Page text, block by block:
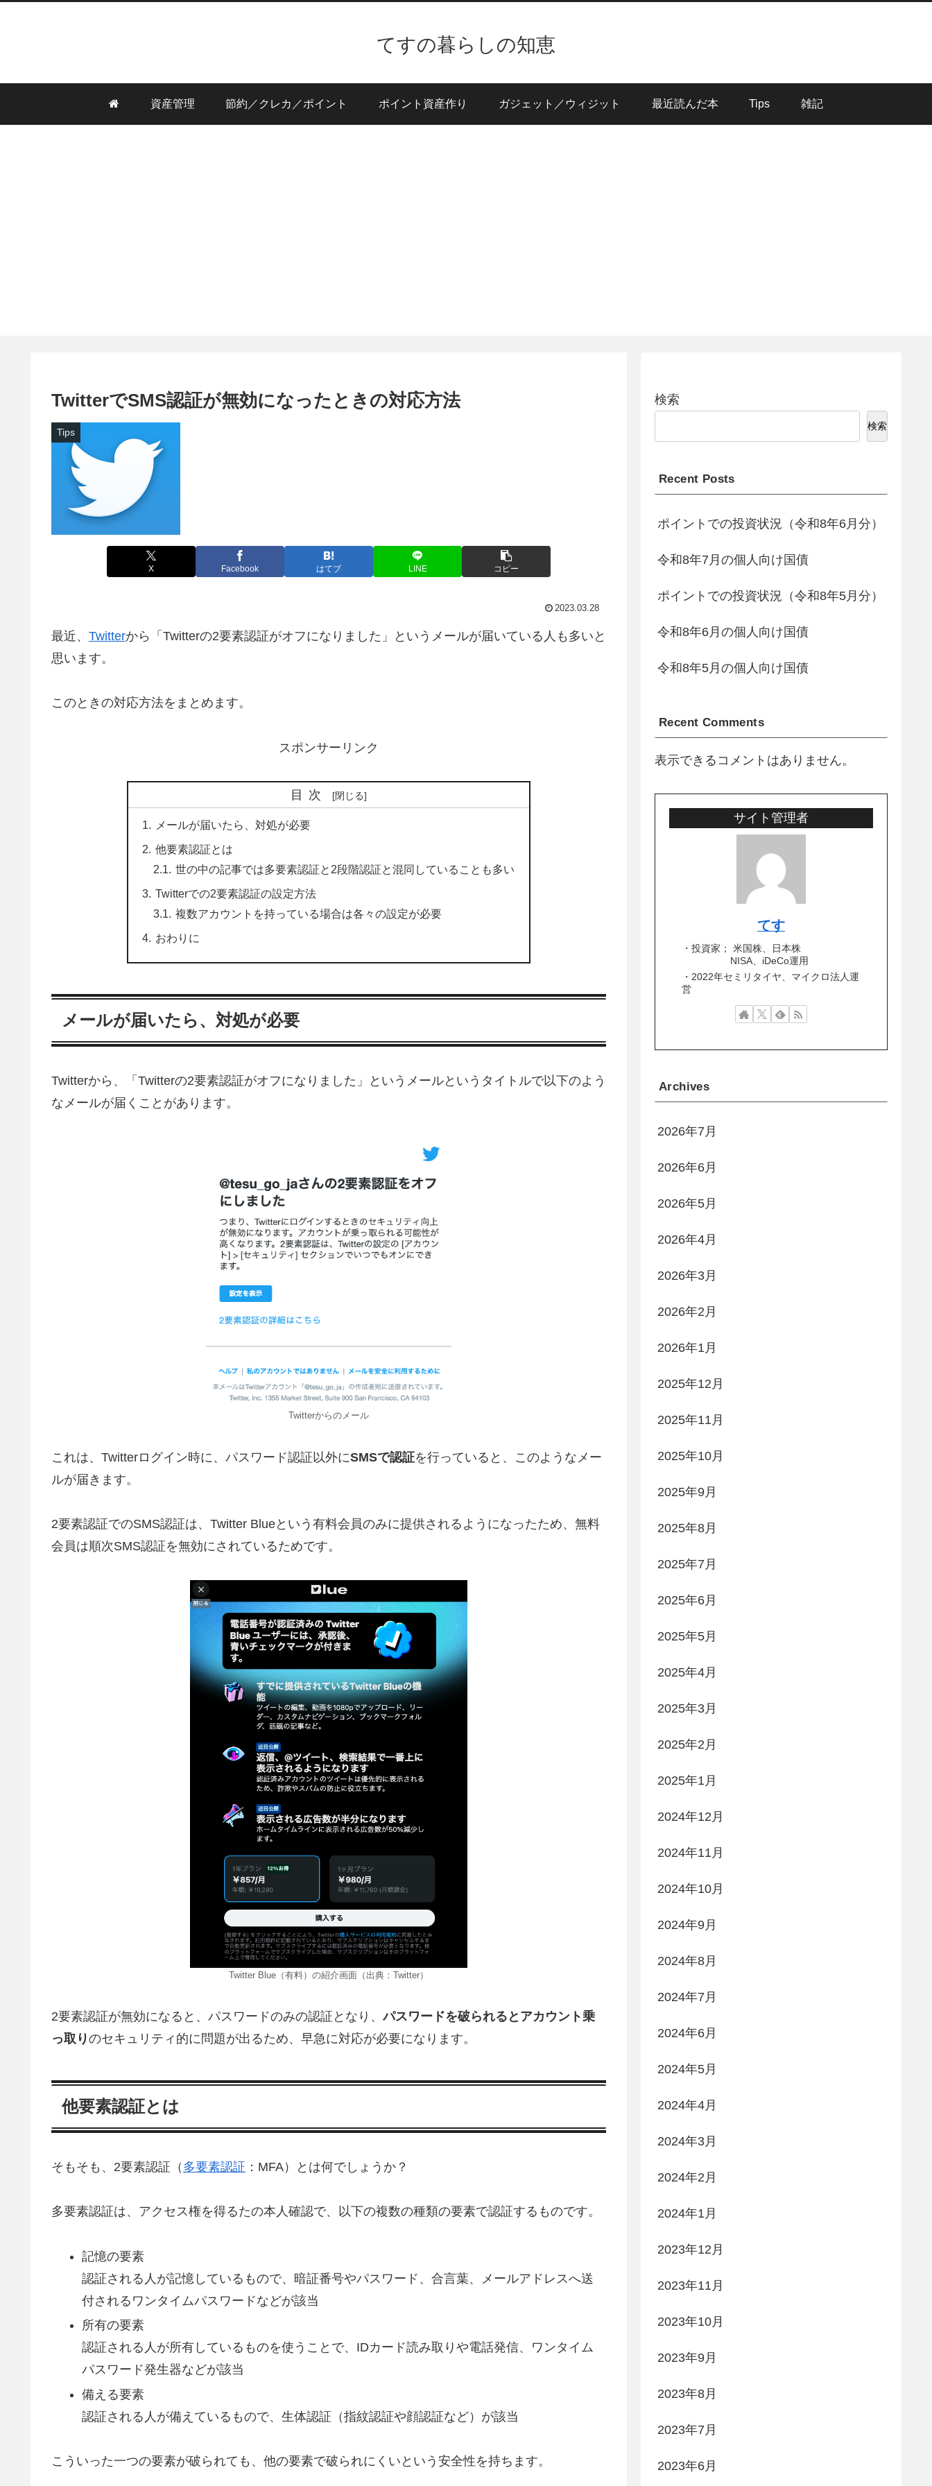
てすの暮らしの知恵
資産管理 節約／クレカ／ポイント ポイント資産作り ガジェット／ウィジット 最近読んだ本 Tips 雑記
TwitterでSMS認証が無効になったときの対応方法
Tips
X Facebook はてブ LINE コピー
2023.03.28
最近、 Twitterから「Twitterの2要素認証がオフになりました」というメールが届いている人も多いと
思います。
このときの対応方法をまとめます。
スポンサーリンク
目次
メールが届いたら、対処が必要
他要素認証とは
世の中の記事では多要素認証と2段階認証と混同していることも多い
Twitterでの2要素認証の設定方法
複数アカウントを持っている場合は各々の設定が必要
おわりに
メールが届いたら、対処が必要
Twitterから、「Twitterの2要素認証がオフになりました」というメールというタイトルで以下のよう
なメールが届くことがあります。
Twitterからのメール
これは、Twitterログイン時に、パスワード認証以外にSMSで認証を行っていると、このようなメー
ルが届きます。
2要素認証でのSMS認証は、Twitter Blueという有料会員のみに提供されるようになったため、無料
会員は順次SMS認証を無効にされているためです。
Twitter Blue（有料）の紹介画面（出典：Twitter）
2要素認証が無効になると、パスワードのみの認証となり、パスワードを破られるとアカウント乗
っ取りのセキュリティ的に問題が出るため、早急に対応が必要になります。
他要素認証とは
そもそも、2要素認証（ 多要素認証 ：MFA）とは何でしょうか？
多要素認証は、アクセス権を得るたの本人確認で、以下の複数の種類の要素で認証するものです。
記憶の要素
認証される人が記憶しているもので、暗証番号やパスワード、合言葉、メールアドレスへ送
付されるワンタイムパスワードなどが該当
所有の要素
認証される人が所有しているものを使うことで、IDカード読み取りや電話発信、ワンタイム
パスワード発生器などが該当
備える要素
認証される人が備えているもので、生体認証（指紋認証や顔認証など）が該当
こういった一つの要素が破られても、他の要素で破られにくいという安全性を持ちます。
検索
検索
Recent Posts
ポイントでの投資状況（令和8年6月分）
令和8年7月の個人向け国債
ポイントでの投資状況（令和8年5月分）
令和8年6月の個人向け国債
令和8年5月の個人向け国債
Recent Comments
表示できるコメントはありません。
サイト管理者
てす
・投資家； 米国株、日本株
NISA、iDeCo運用
・2022年セミリタイヤ、マイクロ法人運
営
Archives
2026年7月
2026年6月
2026年5月
2026年4月
2026年3月
2026年2月
2026年1月
2025年12月
2025年11月
2025年10月
2025年9月
2025年8月
2025年7月
2025年6月
2025年5月
2025年4月
2025年3月
2025年2月
2025年1月
2024年12月
2024年11月
2024年10月
2024年9月
2024年8月
2024年7月
2024年6月
2024年5月
2024年4月
2024年3月
2024年2月
2024年1月
2023年12月
2023年11月
2023年10月
2023年9月
2023年8月
2023年7月
2023年6月